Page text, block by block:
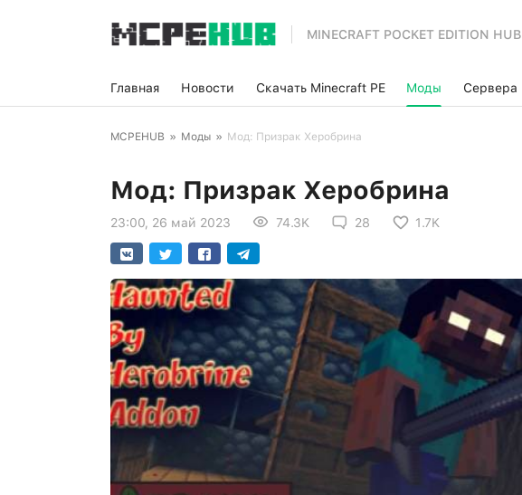
MINECRAFT POCKET EDITION HUB
Главная Новости Скачать Minecraft PE Моды Сервера
MCPEHUB » Моды » Мод: Призрак Херобрина
Мод: Призрак Херобрина
23:00, 26 май 2023 74.3K 28 1.7K